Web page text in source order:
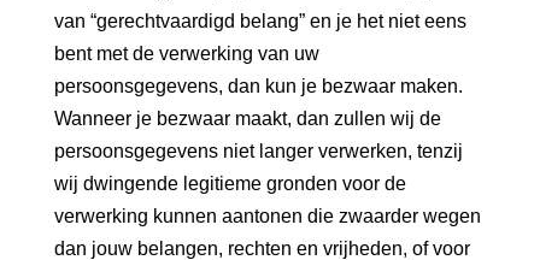
van “gerechtvaardigd belang” en je het niet eens
bent met de verwerking van uw
persoonsgegevens, dan kun je bezwaar maken.
Wanneer je bezwaar maakt, dan zullen wij de
persoonsgegevens niet langer verwerken, tenzij
wij dwingende legitieme gronden voor de
verwerking kunnen aantonen die zwaarder wegen
dan jouw belangen, rechten en vrijheden, of voor